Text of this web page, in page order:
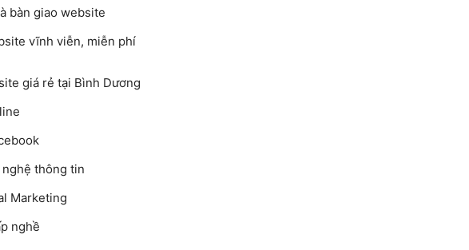
bàn giao website
vĩnh viễn, miễn phí
giá rẻ tại Bình Dương
thông tin
Marketing
nghề